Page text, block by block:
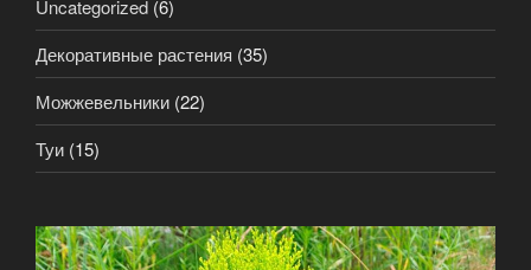
Uncategorized (6)
Декоративные растения (35)
Можжевельники (22)
Туи (15)